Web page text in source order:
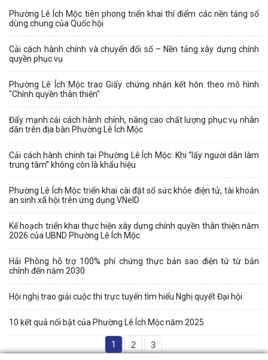
Phường Lê Ích Mộc tiên phong triển khai thí điểm các nền tảng số
dùng chung của Quốc hội
Cải cách hành chính và chuyển đổi số – Nền tảng xây dựng chính
quyền phục vụ
Phường Lê Ích Mộc trao Giấy chứng nhận kết hôn theo mô hình
"Chính quyền thân thiện"
Đẩy mạnh cải cách hành chính, nâng cao chất lượng phục vụ nhân
dân trên địa bàn Phường Lê Ích Mộc
Cải cách hành chính tại Phường Lê Ích Mộc: Khi “lấy người dân làm
trung tâm” không còn là khẩu hiệu
Phường Lê Ích Mộc triển khai cài đặt sổ sức khỏe điện tử, tài khoản
an sinh xã hội trên ứng dụng VNeID
Kế hoạch triển khai thực hiện xây dựng chính quyền thân thiện năm
2026 của UBND Phường Lê Ích Mộc
Hải Phòng hỗ trợ 100% phí chứng thực bản sao điện tử từ bản
chính đến năm 2030
Hội nghị trao giải cuộc thi trực tuyến tìm hiểu Nghị quyết Đại hội
10 kết quả nổi bật của Phường Lê Ích Mộc năm 2025
1 2 3